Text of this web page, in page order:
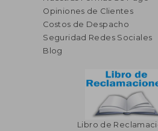
Opiniones de Clientes
Costos de Despacho
Seguridad Redes Sociales
Blog
Libro de